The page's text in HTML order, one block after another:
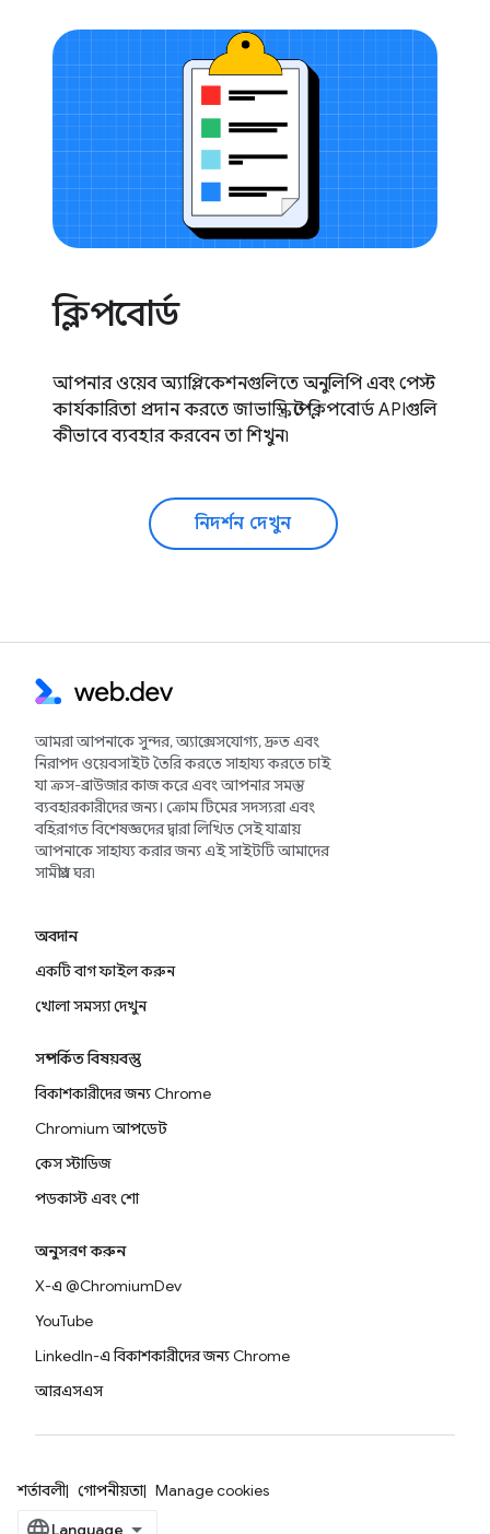
ক্লিপবোর্ড
আপনার ওয়েব অ্যাপ্লিকেশনগুলিতে অনুলিপি এবং পেস্ট
কার্যকারিতা প্রদান করতে জাভাস্ক্রিপ্টে ক্লিপবোর্ড APIগুলি
কীভাবে ব্যবহার করবেন তা শিখুন৷
নিদর্শন দেখুন
আমরা আপনাকে সুন্দর, অ্যাক্সেসযোগ্য, দ্রুত এবং
নিরাপদ ওয়েবসাইট তৈরি করতে সাহায্য করতে চাই
যা ক্রস-ব্রাউজার কাজ করে এবং আপনার সমস্ত
ব্যবহারকারীদের জন্য। ক্রোম টিমের সদস্যরা এবং
বহিরাগত বিশেষজ্ঞদের দ্বারা লিখিত সেই যাত্রায়
আপনাকে সাহায্য করার জন্য এই সাইটটি আমাদের
সামগ্রীর ঘর৷
অবদান
একটি বাগ ফাইল করুন
খোলা সমস্যা দেখুন
সম্পর্কিত বিষয়বস্তু
বিকাশকারীদের জন্য Chrome
Chromium আপডেট
কেস স্টাডিজ
পডকাস্ট এবং শো
অনুসরণ করুন
X-এ @ChromiumDev
YouTube
LinkedIn-এ বিকাশকারীদের জন্য Chrome
আরএসএস
শর্তাবলী গোপনীয়তা Manage cookies